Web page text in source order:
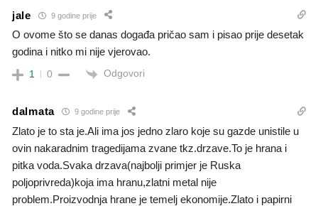
jale 9 godine prije
O ovome što se danas događa pričao sam i pisao prije desetak
godina i nitko mi nije vjerovao.
1 0 Odgovori
dalmata 9 godine prije
Zlato je to sta je.Ali ima jos jedno zlaro koje su gazde unistile u
ovin nakaradnim tragedijama zvane tkz.drzave.To je hrana i
pitka voda.Svaka drzava(najbolji primjer je Ruska
poljoprivreda)koja ima hranu,zlatni metal nije
problem.Proizvodnja hrane je temelj ekonomije.Zlato i papirni